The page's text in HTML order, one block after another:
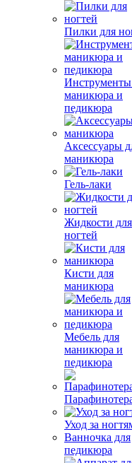
Пилки для
Инструменты
маникюра и
педикюра
Аксессуары
маникюра
Гель-лаки
Жидкости для
ногтей
Кисти для
маникюра
Мебель для
маникюра и
педикюра
Уход за
Ванночка для
педикюра